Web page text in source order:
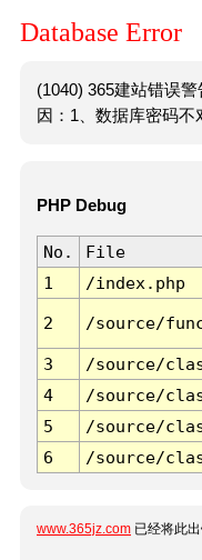
Database Error
(1040) 365建站错误
因：1、数据库密码不
PHP Debug
No. File
1
/index.php
2 /source/
3 /source/
4
/source/
5
/source/
6
/source/
www.365jz.com 已经将此